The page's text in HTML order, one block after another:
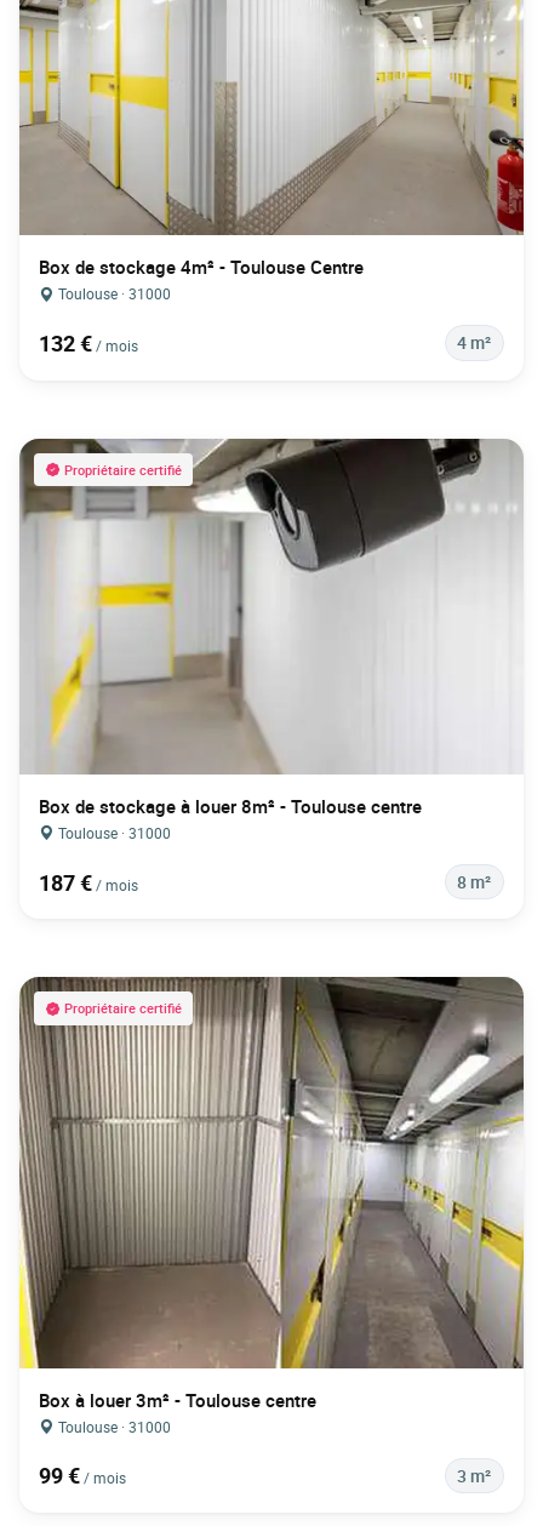
Box de stockage 4m² - Toulouse Centre
Toulouse · 31000
132 €/ mois 4 m²
Propriétaire certifié
Box de stockage à louer 8m² - Toulouse centre
Toulouse · 31000
187 €/ mois 8 m²
Propriétaire certifié
Box à louer 3m² - Toulouse centre
Toulouse · 31000
99 €/ mois 3 m²